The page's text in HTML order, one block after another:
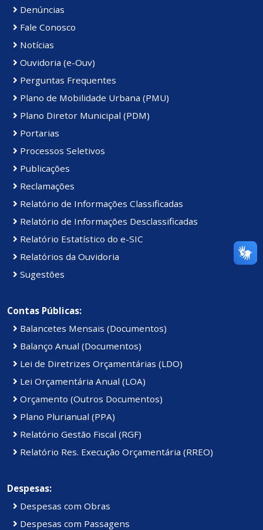
Denúncias
Fale Conosco
Notícias
Ouvidoria (e-Ouv)
Perguntas Frequentes
Plano de Mobilidade Urbana (PMU)
Plano Diretor Municipal (PDM)
Portarias
Processos Seletivos
Publicações
Reclamações
Relatório de Informações Classificadas
Relatório de Informações Desclassificadas
Relatório Estatístico do e-SIC
Relatórios da Ouvidoria
Sugestões
Contas Públicas:
Balancetes Mensais (Documentos)
Balanço Anual (Documentos)
Lei de Diretrizes Orçamentárias (LDO)
Lei Orçamentária Anual (LOA)
Orçamento (Outros Documentos)
Plano Plurianual (PPA)
Relatório Gestão Fiscal (RGF)
Relatório Res. Execução Orçamentária (RREO)
Despesas:
Despesas com Obras
Despesas com Passagens